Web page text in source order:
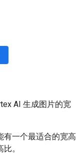
AI 生成图片的宽
有一个最适合的宽高
。